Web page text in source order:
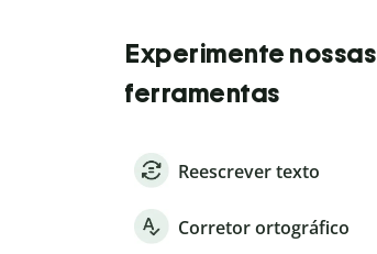
Experimente nossas
ferramentas
Reescrever texto
Corretor ortográfico